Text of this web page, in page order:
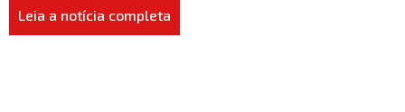
Leia a notícia completa